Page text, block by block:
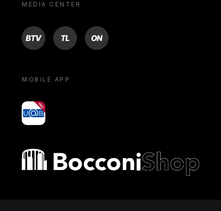
MEDIA CENTER
BTV TL ON
MOBILE APP
yoU@B
Bocconi shop